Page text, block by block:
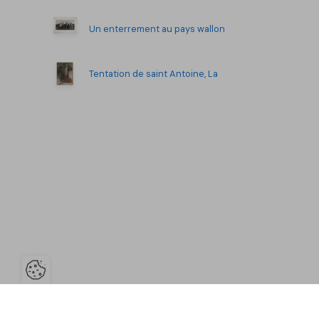
Un enterrement au pays wallon
Tentation de saint Antoine, La
Ouvrir la barre de gestion des